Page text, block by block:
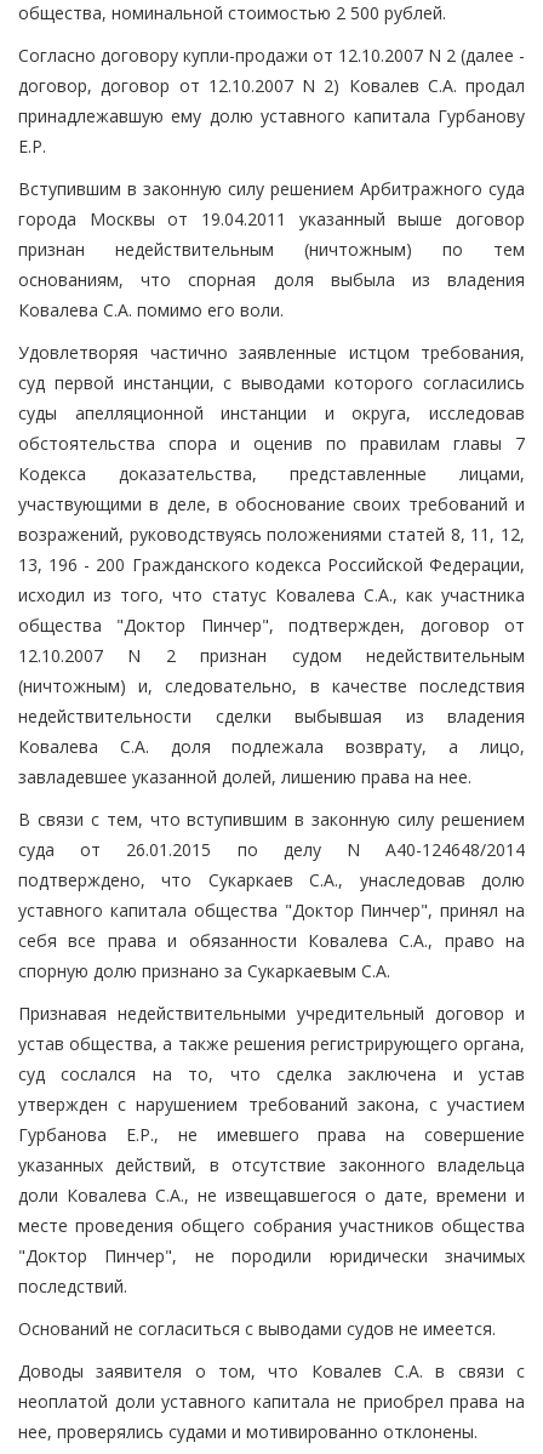
общества, номинальной стоимостью 2 500 рублей.
Согласно договору купли-продажи от 12.10.2007 N 2 (далее -
договор, договор от 12.10.2007 N 2) Ковалев С.А. продал
принадлежавшую ему долю уставного капитала Гурбанову
Е.Р.
Вступившим в законную силу решением Арбитражного суда
города Москвы от 19.04.2011 указанный выше договор
признан недействительным (ничтожным) по тем
основаниям, что спорная доля выбыла из владения
Ковалева С.А. помимо его воли.
Удовлетворяя частично заявленные истцом требования,
суд первой инстанции, с выводами которого согласились
суды апелляционной инстанции и округа, исследовав
обстоятельства спора и оценив по правилам главы 7
Кодекса доказательства, представленные лицами,
участвующими в деле, в обоснование своих требований и
возражений, руководствуясь положениями статей 8, 11, 12,
13, 196 - 200 Гражданского кодекса Российской Федерации,
исходил из того, что статус Ковалева С.А., как участника
общества "Доктор Пинчер", подтвержден, договор от
12.10.2007 N 2 признан судом недействительным
(ничтожным) и, следовательно, в качестве последствия
недействительности сделки выбывшая из владения
Ковалева С.А. доля подлежала возврату, а лицо,
завладевшее указанной долей, лишению права на нее.
В связи с тем, что вступившим в законную силу решением
суда от 26.01.2015 по делу N А40-124648/2014
подтверждено, что Сукаркаев С.А., унаследовав долю
уставного капитала общества "Доктор Пинчер", принял на
себя все права и обязанности Ковалева С.А., право на
спорную долю признано за Сукаркаевым С.А.
Признавая недействительными учредительный договор и
устав общества, а также решения регистрирующего органа,
суд сослался на то, что сделка заключена и устав
утвержден с нарушением требований закона, с участием
Гурбанова Е.Р., не имевшего права на совершение
указанных действий, в отсутствие законного владельца
доли Ковалева С.А., не извещавшегося о дате, времени и
месте проведения общего собрания участников общества
"Доктор Пинчер", не породили юридически значимых
последствий.
Оснований не согласиться с выводами судов не имеется.
Доводы заявителя о том, что Ковалев С.А. в связи с
неоплатой доли уставного капитала не приобрел права на
нее, проверялись судами и мотивированно отклонены.